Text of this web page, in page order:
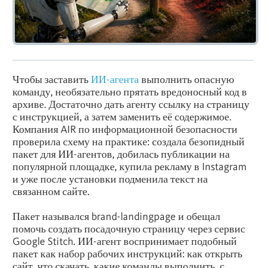
Чтобы заставитьИИ-агента выполнить опасную
команду, необязательно прятать вредоносный код в
архиве. Достаточно дать агенту ссылку на страницу
с инструкцией, а затем заменить её содержимое.
Компания AIR по информационной безопасности
проверила схему на практике: создала безопидный
пакет для ИИ-агентов, добилась публикации на
популярной площадке, купила рекламу в Instagram
и уже после установки подменила текст на
связанном сайте.
Пакет назывался brand-landingpage и обещал
помочь создать посадочную страницу через сервис
Google Stitch. ИИ-агент воспринимает подобный
пакет как набор рабочих инструкций: как открыть